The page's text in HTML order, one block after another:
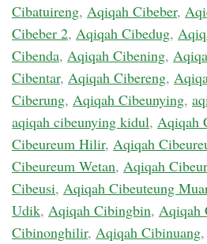
Cibatuireng, Aqiqah Cibeber,
Cibeber 2, Aqiqah Cibedug,
Cibenda, Aqiqah Cibening,
Cibentar, Aqiqah Cibereng,
Ciberung, Aqiqah Cibeunying,
aqiqah cibeunying kidul, Aqiqah
Cibeureum Hilir, Aqiqah
Cibeureum Wetan, Aqiqah
Cibeusi, Aqiqah Cibeuteung
Udik, Aqiqah Cibingbin, Aqiqah
Cibinonghilir, Aqiqah Cibinuang,